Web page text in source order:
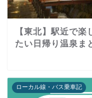
【東北】駅近で
たい日帰り温泉ま
ローカル線・バス乗車記